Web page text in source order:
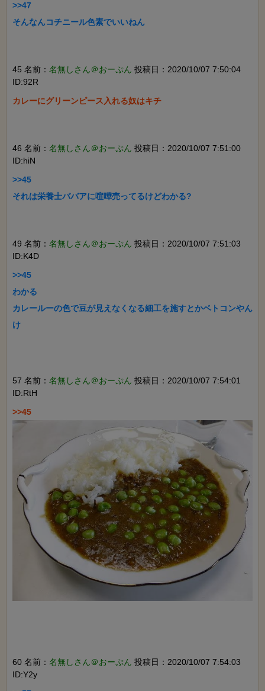
>>47
そんなんコチニール色素でいいねん
45 名前： 名無しさん＠おーぷん 投稿日：2020/10/07 7:50:04
ID:92R
カレーにグリーンピース入れる奴はキチ
46 名前： 名無しさん＠おーぷん 投稿日：2020/10/07 7:51:00
ID:hiN
>>45
それは栄養士ババアに喧嘩売ってるけどわかる?
49 名前： 名無しさん＠おーぷん 投稿日：2020/10/07 7:51:03
ID:K4D
>>45
わかる
カレールーの色で豆が見えなくなる細工を施すとかベトコンやん
け
57 名前： 名無しさん＠おーぷん 投稿日：2020/10/07 7:54:01
ID:RtH
60 名前： 名無しさん＠おーぷん 投稿日：2020/10/07 7:54:03
ID:Y2y